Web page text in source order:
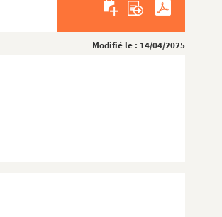
Modifié le : 14/04/2025